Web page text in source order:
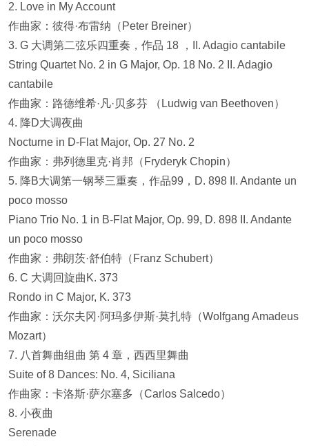
2. Love in My Account
作曲家：彼得·布雷纳（Peter Breiner）
3. G 大调第二弦乐四重奏，作品 18 ，II. Adagio cantabile
String Quartet No. 2 in G Major, Op. 18 No. 2 II. Adagio
cantabile
作曲家：路德维希·凡·贝多芬 （Ludwig van Beethoven）
4. 降D大调夜曲
Nocturne in D-Flat Major, Op. 27 No. 2
作曲家：弗列德里克·肖邦（Fryderyk Chopin）
5. 降B大调第一钢琴三重奏，作品99，D. 898 II. Andante un
poco mosso
Piano Trio No. 1 in B-Flat Major, Op. 99, D. 898 II. Andante
un poco mosso
作曲家：弗朗茨·舒伯特（Franz Schubert）
6. C 大调回旋曲K. 373
Rondo in C Major, K. 373
作曲家：沃尔夫冈·阿玛多伊斯·莫扎特（Wolfgang Amadeus
Mozart）
7. 八首舞曲组曲 第 4 章，西西里舞曲
Suite of 8 Dances: No. 4, Siciliana
作曲家：卡洛斯·萨尔塞多（Carlos Salcedo）
8. 小夜曲
Serenade